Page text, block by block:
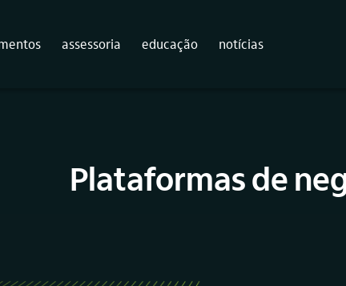
assessoria educação notícias
Plataformas de